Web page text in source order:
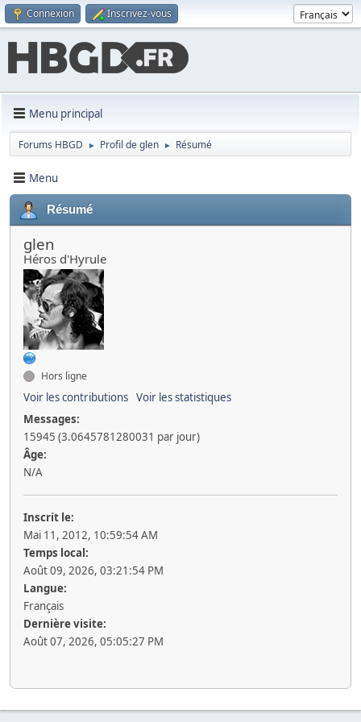
Connexion Inscrivez-vous
Menu principal
Forums HBGD ► Profil de glen ► Résumé
Menu
Résumé
glen
Héros d'Hyrule
Hors ligne
Voir les contributions Voir les statistiques
Messages:
15945 (3.0645781280031 par jour)
Âge:
N/A
Inscrit le:
Mai 11, 2012, 10:59:54 AM
Temps local:
Août 09, 2026, 03:21:54 PM
Langue:
Français
Dernière visite:
Août 07, 2026, 05:05:27 PM